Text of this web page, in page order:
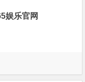
娱乐官网